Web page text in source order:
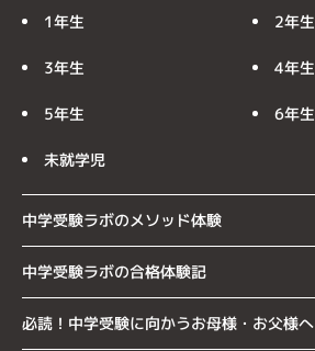
1年生 2年生
3年生 4年生
5年生 6年生
未就学児
中学受験ラボのメソッド体験
中学受験ラボの合格体験記
必読！中学受験に向かうお母様・お父様へ